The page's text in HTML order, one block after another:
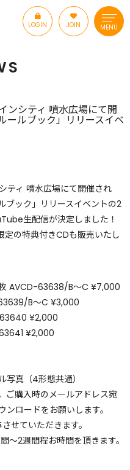
LOGIN JOIN MENU
ンシティ 噴水広場にて開
ールブック」リリースイベ
ティ 噴水広場にて開催され
ブック」リリースイベントの2
生配信が決定しました！
の特典付きCDも販売いたし
枚 AVCD-63638/B～C ¥7,000
B～C ¥3,000
63640 ¥2,000
¥2,000
写真（4形態共通）
ご購入時のメールアドレス宛
ロードをお願いします。
せていただきます。
～2週間程お時間を頂きます。